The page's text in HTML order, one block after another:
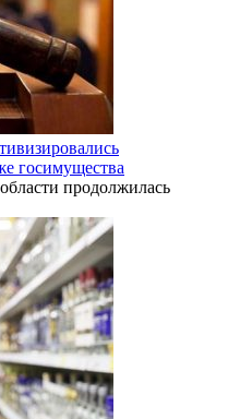
госимущества
продолжилась